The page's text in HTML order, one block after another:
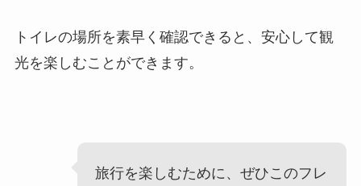
トイレの場所を素早く確認できると、安心して観
光を楽しむことができます。
旅行を楽しむために、ぜひこのフレ